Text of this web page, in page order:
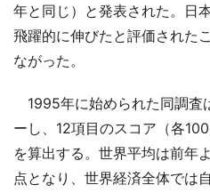
年と同じ）と発表された。日
飛躍的に伸びたと評価された
ながった。
1995年に始められた同調査
ーし、12項目のスコア（各
を算出する。世界平均は前年
点となり、世界経済全体では